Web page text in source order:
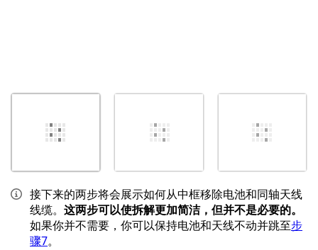
接下来的两步将会展示如何从中框移除电池和同轴天线
线缆。 这两步可以使拆解更加简洁，但并不是必要的。
如果你并不需要，你可以保持电池和天线不动并跳至步
骤7。